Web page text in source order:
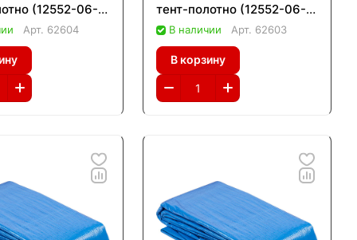
(12552-06-
Арт. 62604
тент-полотно (12552-06-
08)В наличии Арт. 62603
В корзину